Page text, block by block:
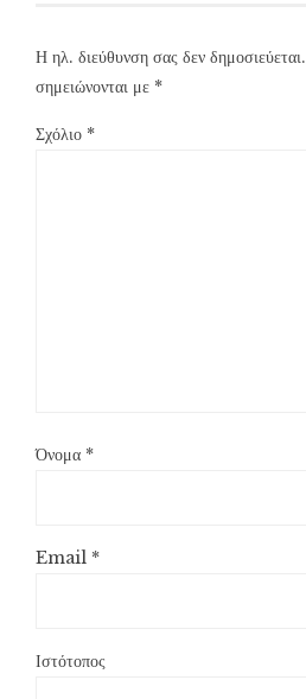
Η ηλ. διεύθυνση σας δεν δημοσιεύεται.
σημειώνονται με *
Σχόλιο *
Όνομα *
Email *
Ιστότοπος